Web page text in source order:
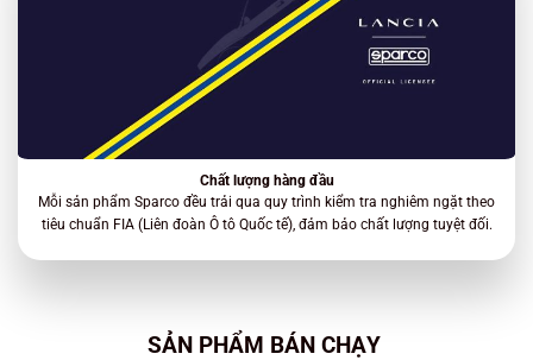
Chất lượng hàng đầu
Mỗi sản phẩm Sparco đều trải qua quy trình kiểm tra nghiêm ngặt theo
tiêu chuẩn FIA (Liên đoàn Ô tô Quốc tế), đảm bảo chất lượng tuyệt đối.
SẢN PHẨM BÁN CHẠY